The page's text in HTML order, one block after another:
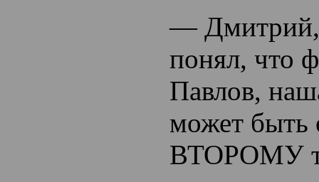
— Дмитрий,
понял, что
Павлов,
может быть
ВТОРОМУ